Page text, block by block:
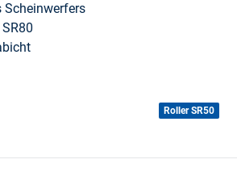
Scheinwerfers
Roller SR50